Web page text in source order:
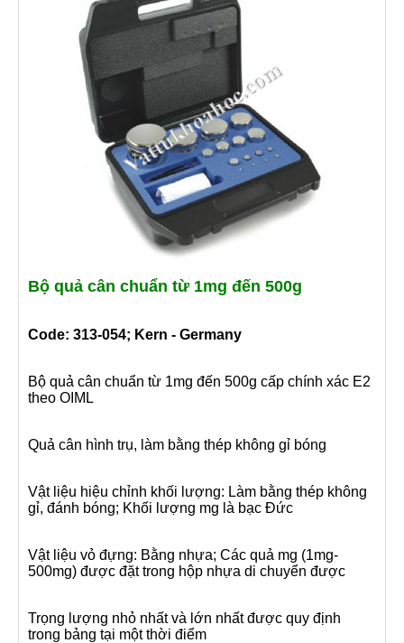
Bộ quả cân chuẩn từ 1mg đến 500g
Code: 313-054; Kern - Germany
Bộ quả cân chuẩn từ 1mg đến 500g cấp chính xác E2
theo OIML
Quả cân hình trụ, làm bằng thép không gỉ bóng
Vật liệu hiệu chỉnh khối lượng: Làm bằng thép không
gỉ, đánh bóng; Khối lượng mg là bạc Đức
Vật liệu vỏ đựng: Bằng nhựa; Các quả mg (1mg-
500mg) được đặt trong hộp nhựa di chuyển được
Trọng lượng nhỏ nhất và lớn nhất được quy định
trong bảng tại một thời điểm